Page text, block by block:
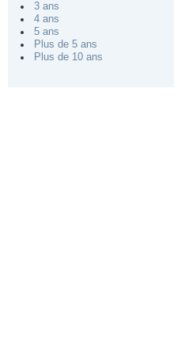
3 ans
4 ans
5 ans
Plus de 5 ans
Plus de 10 ans